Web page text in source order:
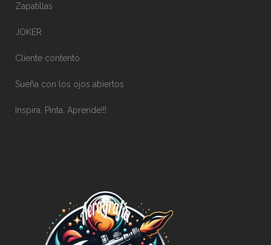
Zapatillas
JOKER
Cliente contento
Sueña con los ojos abiertos
Inspira, Pinta, Aprende!!!